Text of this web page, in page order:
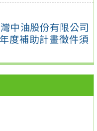
中油股份有限公司
度補助計畫徵件須